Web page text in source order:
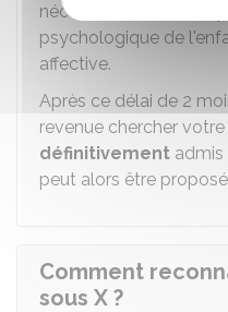
nécessaires au
psychologique de
affective.
Après ce délai de 2
revenue chercher
définitivement
peut alors être
Comment
sous X ?